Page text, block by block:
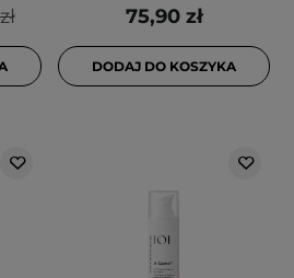
75,90 zł
DODAJ DO KOSZYKA